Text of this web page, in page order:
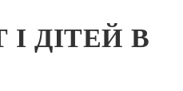
ДІТЕЙ В